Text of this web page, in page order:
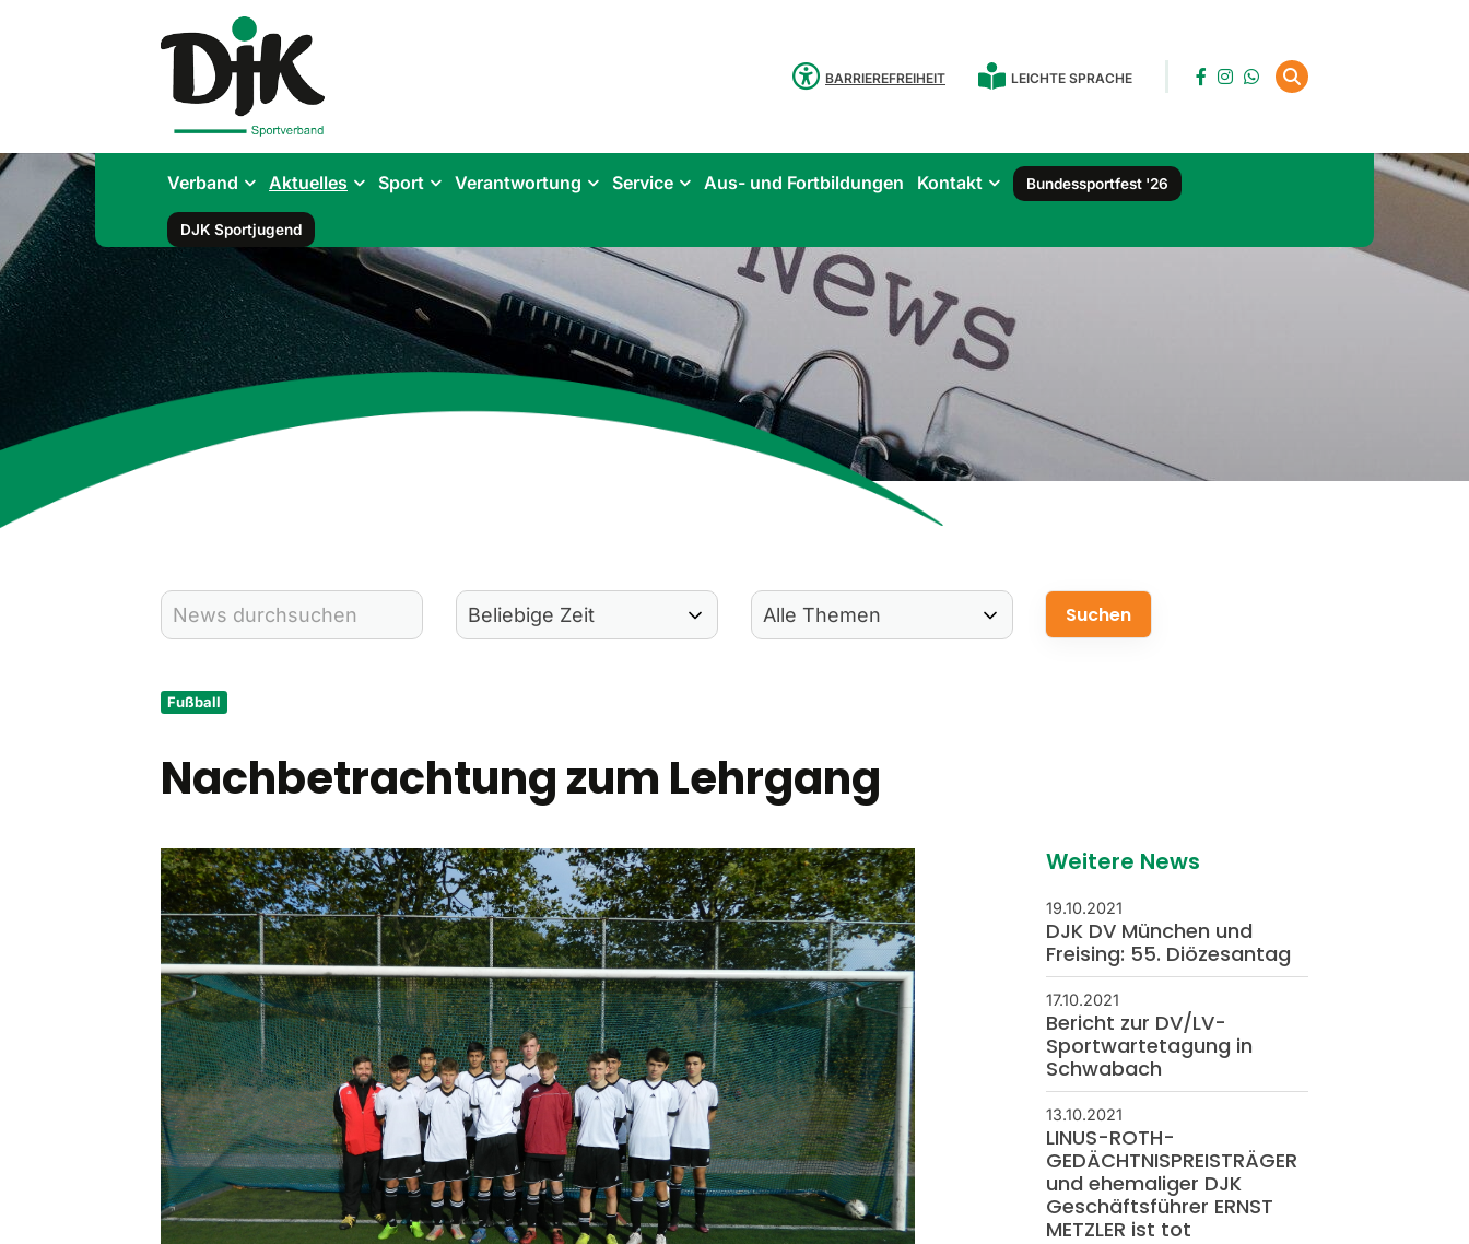
BARRIEREFREIHEIT LEICHTE SPRACHE
Verband Aktuelles Sport Verantwortung Service Aus- und Fortbildungen Kontakt Bundessportfest '26
DJK Sportjugend
Fußball
Nachbetrachtung zum Lehrgang
Weitere News
19.10.2021
DJK DV München und
Freising: 55. Diözesantag
17.10.2021
Bericht zur DV/LV-
Sportwartetagung in
Schwabach
13.10.2021
LINUS-ROTH-
GEDÄCHTNISPREISTRÄGER
und ehemaliger DJK
Geschäftsführer ERNST
METZLER ist tot